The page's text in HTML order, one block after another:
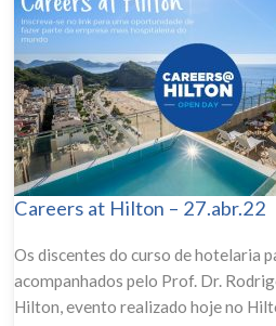
Careers at Hilton – 27.abr.22
Os discentes do curso de hotelaria
acompanhados pelo Prof. Dr.
Hilton, evento realizado hoje no